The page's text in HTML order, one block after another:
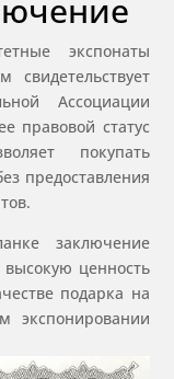
экспонаты
Ассоциации
правовой статус
покупать
предоставления
заключение
высокую ценность
подарка на
экспонировании